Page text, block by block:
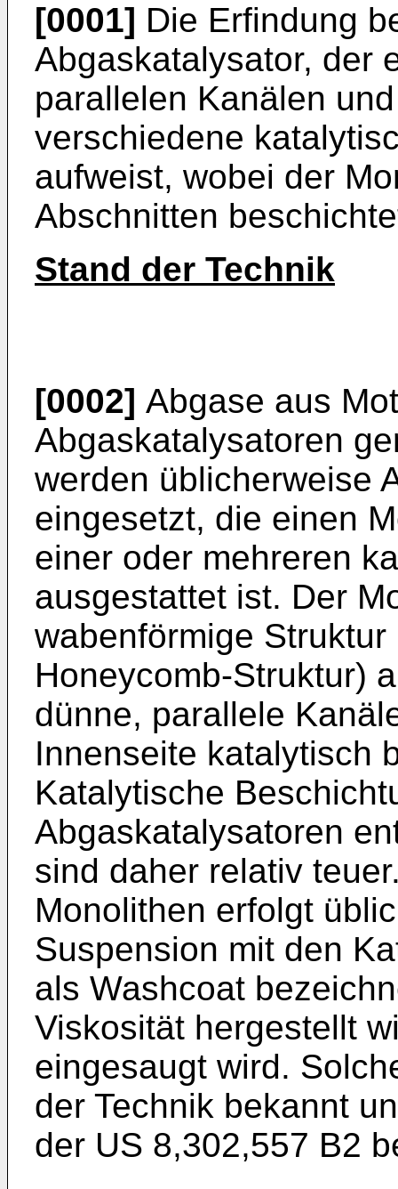
[0001] Die Erfindung
Abgaskatalysator, der
parallelen Kanälen
verschiedene
aufweist, wobei der
Abschnitten
Stand der Technik
[0002] Abgase aus
Abgaskatalysatoren
werden üblicherweise
eingesetzt, die einen
einer oder mehreren
ausgestattet ist. Der
wabenförmige
Honeycomb-Struktur)
dünne, parallele
Innenseite katalytisch
Katalytische
Abgaskatalysatoren
sind daher relativ
Monolithen erfolgt
Suspension mit den
als Washcoat
Viskosität hergestellt
eingesaugt wird.
der Technik bekannt
der US 8,302,557 B2